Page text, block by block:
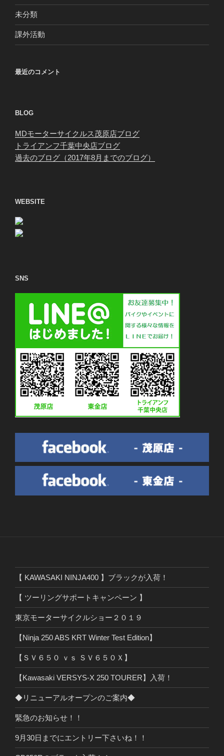
未分類
課外活動
最近のコメント
BLOG
MDモーターサイクルス茂原店ブログ
トライアンフ千葉中央店ブログ
過去のブログ（2017年8月までのブログ）
WEBSITE
SNS
【 KAWASAKI NINJA400 】ブラックが入荷！
【 ツーリングサポートキャンペーン 】
東京モーターサイクルショー２０１９
【Ninja 250 ABS KRT Winter Test Edition】
【ＳＶ６５０ ｖｓ ＳＶ６５０Ｘ】
【Kawasaki VERSYS-X 250 TOURER】入荷！
◆リニューアルオープンのご案内◆
緊急のお知らせ！！
9月30日までにエントリー下さいね！！